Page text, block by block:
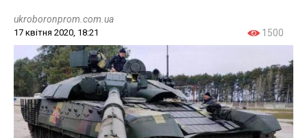
ukroboronprom.com.ua
17 квітня 2020, 18:21 1500